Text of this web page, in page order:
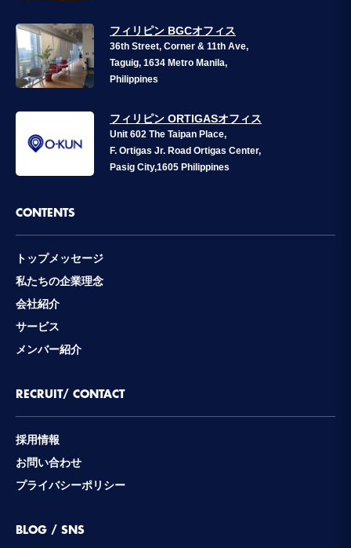
フィリピン BGCオフィス
36th Street, Corner & 11th Ave,
Taguig, 1634 Metro Manila,
Philippines
フィリピン ORTIGASオフィス
Unit 602 The Taipan Place,
F. Ortigas Jr. Road Ortigas Center,
Pasig City,1605 Philippines
CONTENTS
トップメッセージ
私たちの企業理念
会社紹介
サービス
メンバー紹介
RECRUIT/ CONTACT
採用情報
お問い合わせ
プライバシーポリシー
BLOG / SNS